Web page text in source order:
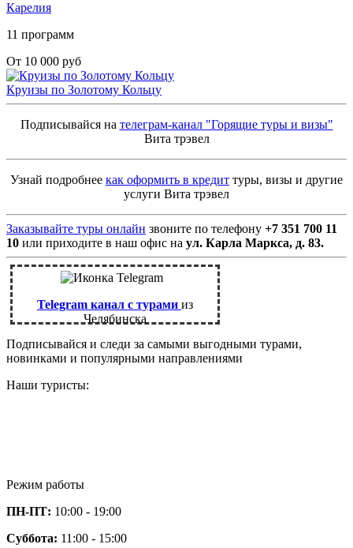
Карелия
11 программ
От 10 000 руб
Круизы по Золотому Кольцу
Подписывайся на телеграм-канал "Горящие туры и визы"
Вита трэвел
Узнай подробнее как оформить в кредит туры, визы и другие
услуги Вита трэвел
Заказывайте туры онлайн звоните по телефону +7 351 700 11
10 или приходите в наш офис на ул. Карла Маркса, д. 83.
Telegram канал с турами из
Челябинска
Подписывайся и следи за самыми выгодными турами,
новинками и популярными направлениями
Наши туристы:
Режим работы
ПН-ПТ: 10:00 - 19:00
Суббота: 11:00 - 15:00